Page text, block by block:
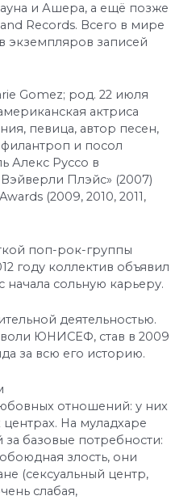
и Ашера, а ещё позже
Records. Всего в мире
экземпляров записей
Gomez; род. 22 июля
актриса
певица, автор песен,
и посол
Алекс Руссо в
Плэйс» (2007)
(2009, 2010, 2011,
поп-рок-группы
году коллектив объявил
сольную карьеру.
деятельностью.
ЮНИСЕФ, став в 2009
за всю его историю.
отношений: у них
На муладхаре
базовые потребности:
обоюдная злость, они
(сексуальный центр,
слабая,